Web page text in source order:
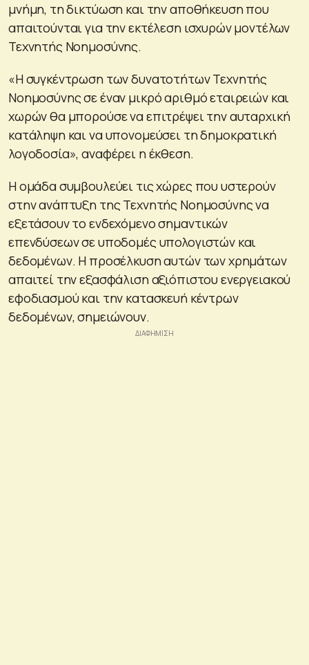
μνήμη, τη δικτύωση και την αποθήκευση που
απαιτούνται για την εκτέλεση ισχυρών μοντέλων
Τεχνητής Νοημοσύνης.
«Η συγκέντρωση των δυνατοτήτων Τεχνητής
Νοημοσύνης σε έναν μικρό αριθμό εταιρειών και
χωρών θα μπορούσε να επιτρέψει την αυταρχική
κατάληψη και να υπονομεύσει τη δημοκρατική
λογοδοσία», αναφέρει η έκθεση.
Η ομάδα συμβουλεύει τις χώρες που υστερούν
στην ανάπτυξη της Τεχνητής Νοημοσύνης να
εξετάσουν το ενδεχόμενο σημαντικών
επενδύσεων σε υποδομές υπολογιστών και
δεδομένων. Η προσέλκυση αυτών των χρημάτων
απαιτεί την εξασφάλιση αξιόπιστου ενεργειακού
εφοδιασμού και την κατασκευή κέντρων
δεδομένων, σημειώνουν.